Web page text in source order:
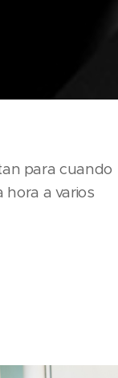
para cuando
hora a varios